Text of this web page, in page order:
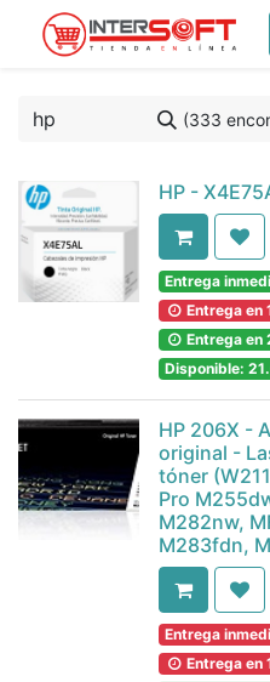
(333
HP -
Entrega
Entrega en
Entrega en
Disponible:
HP 206X -
original -
tóner
Pro
M282nw,
M283fdn,
Entrega
Entrega en